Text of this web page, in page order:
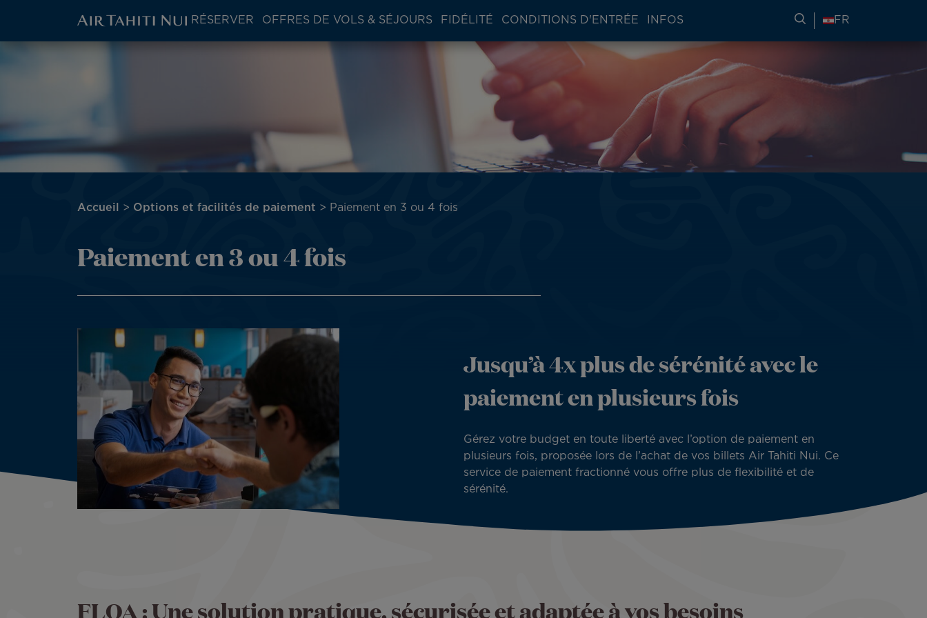
ATN:
Main
RÉSERVER OFFRES DE VOLS & SÉJOURS FIDÉLITÉ CONDITIONS D'ENTRÉE INFOS RECHERCHER DES
FR
Fil
Accueil Options et facilités de paiement Paiement en 3 ou 4 fois
Paiement en 3 ou 4 fois
Jusqu’à 4x plus de sérénité avec le
paiement en plusieurs fois
Gérez votre budget en toute liberté avec l’option de paiement en
plusieurs fois, proposée lors de l’achat de vos billets Air Tahiti Nui. Ce
service de paiement fractionné vous offre plus de flexibilité et de
sérénité.
FLOA : Une solution pratique, sécurisée et adaptée à vos besoins